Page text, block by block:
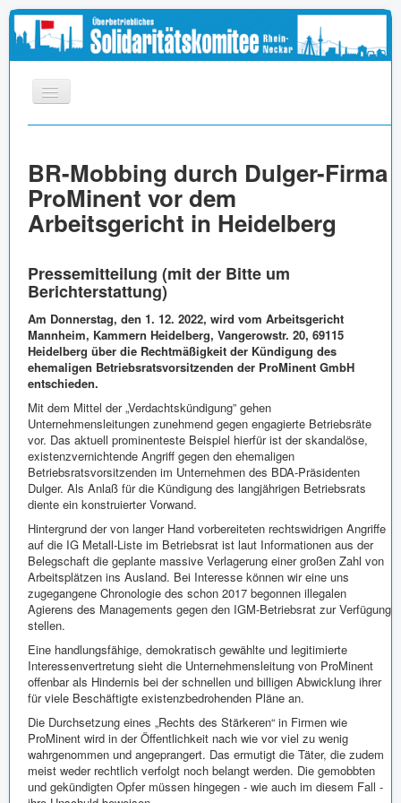
INFOS
APPELL
MEDIEN
IMPRESSUM
BR-Mobbing durch Dulger-Firma
ProMinent vor dem
Arbeitsgericht in Heidelberg
Pressemitteilung (mit der Bitte um
Berichterstattung)
Am Donnerstag, den 1. 12. 2022, wird vom Arbeitsgericht
Mannheim, Kammern Heidelberg, Vangerowstr. 20, 69115
Heidelberg über die Rechtmäßigkeit der Kündigung des
ehemaligen Betriebsratsvorsitzenden der ProMinent GmbH
entschieden.
Mit dem Mittel der „Verdachtskündigung” gehen
Unternehmensleitungen zunehmend gegen engagierte Betriebsräte
vor. Das aktuell prominenteste Beispiel hierfür ist der skandalöse,
existenzvernichtende Angriff gegen den ehemaligen
Betriebsratsvorsitzenden im Unternehmen des BDA-Präsidenten
Dulger. Als Anlaß für die Kündigung des langjährigen Betriebsrats
diente ein konstruierter Vorwand.
Hintergrund der von langer Hand vorbereiteten rechtswidrigen Angriffe
auf die IG Metall-Liste im Betriebsrat ist laut Informationen aus der
Belegschaft die geplante massive Verlagerung einer großen Zahl von
Arbeitsplätzen ins Ausland. Bei Interesse können wir eine uns
zugegangene Chronologie des schon 2017 begonnen illegalen
Agierens des Managements gegen den IGM-Betriebsrat zur Verfügung
stellen.
Eine handlungsfähige, demokratisch gewählte und legitimierte
Interessenvertretung sieht die Unternehmensleitung von ProMinent
offenbar als Hindernis bei der schnellen und billigen Abwicklung ihrer
für viele Beschäftigte existenzbedrohenden Pläne an.
Die Durchsetzung eines „Rechts des Stärkeren“ in Firmen wie
ProMinent wird in der Öffentlichkeit nach wie vor viel zu wenig
wahrgenommen und angeprangert. Das ermutigt die Täter, die zudem
meist weder rechtlich verfolgt noch belangt werden. Die gemobbten
und gekündigten Opfer müssen hingegen - wie auch im diesem Fall -